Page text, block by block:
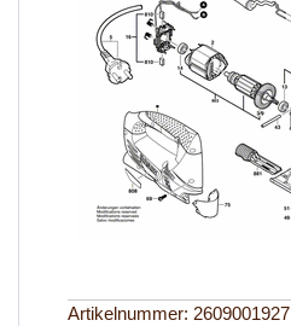
Artikelnummer: 2609001927